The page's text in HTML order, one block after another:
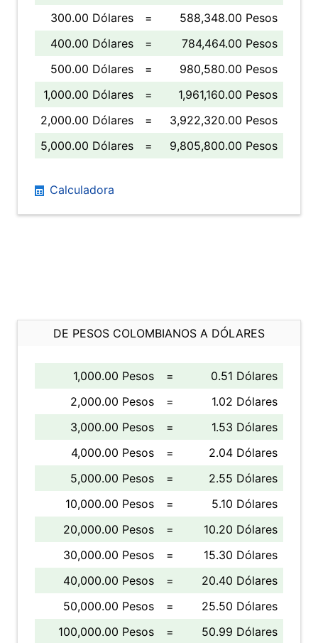
300.00 Dólares
=
588,348.00 Pesos
400.00 Dólares
=
784,464.00 Pesos
500.00 Dólares
=
980,580.00 Pesos
1,000.00 Dólares
=
1,961,160.00 Pesos
2,000.00 Dólares
=
3,922,320.00 Pesos
5,000.00 Dólares
= 9,805,800.00 Pesos
Calculadora
DE PESOS COLOMBIANOS A DÓLARES
1,000.00 Pesos =
0.51 Dólares
2,000.00 Pesos
=
1.02 Dólares
3,000.00 Pesos
=
1.53 Dólares
4,000.00 Pesos
=
2.04 Dólares
5,000.00 Pesos
=
2.55 Dólares
10,000.00 Pesos
=
5.10 Dólares
20,000.00 Pesos
=
10.20 Dólares
30,000.00 Pesos
=
15.30 Dólares
40,000.00 Pesos
=
20.40 Dólares
50,000.00 Pesos
=
25.50 Dólares
100,000.00 Pesos
= 50.99 Dólares